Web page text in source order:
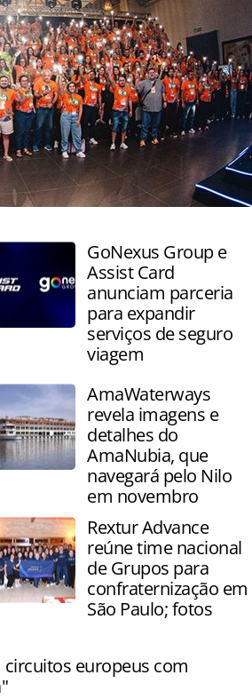
GoNexus Group e
Assist Card
anunciam parceria
para expandir
serviços de seguro
viagem
AmaWaterways
revela imagens e
detalhes do
AmaNubia, que
navegará pelo Nilo
em novembro
Rextur Advance
reúne time nacional
de Grupos para
confraternização em
São Paulo; fotos
europeus com